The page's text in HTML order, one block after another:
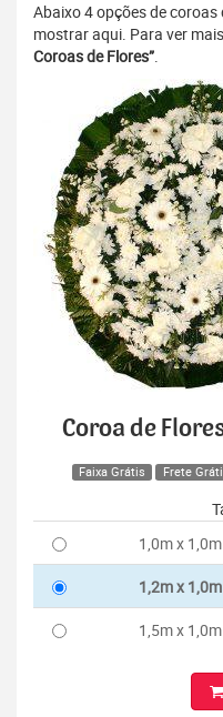
Abaixo 4 opções de
mostrar aqui. Para ver
Coroas de Flores”.
Coroa de
Faixa Grátis Frete
1,0m x 1,0m
1,2m x 1,0m
1,5m x 1,0m